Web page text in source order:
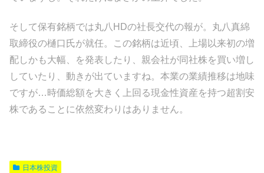
そして保有銘柄では丸八HDの社長交代の報が。丸八真綿
取締役の樋口氏が就任。この銘柄は近頃、上場以来初の増
配しかも大幅、を発表したり、親会社が同社株を買い増し
していたり、動きが出ていますね。本業の業績推移は地味
ですが…時価総額を大きく上回る現金性資産を持つ超割安
株であることに依然変わりはありません。
日本株投資